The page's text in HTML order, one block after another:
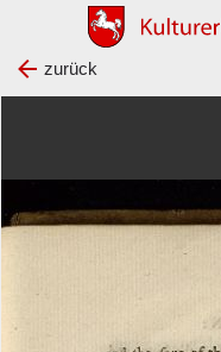
zurück